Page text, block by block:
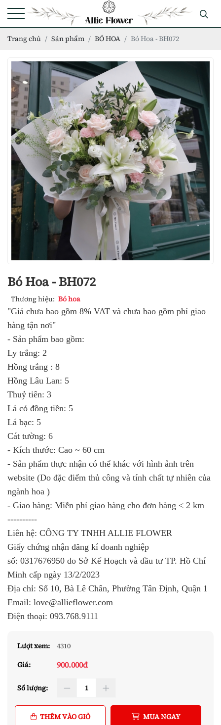
Trang chủ Sản phẩm BÓ HOA Bó Hoa - BH072
Bó Hoa - BH072
Thương hiệu: Bó hoa
"Giá chưa bao gồm 8% VAT và chưa bao gồm phí giao
hàng tận nơi"
- Sản phẩm bao gồm:
Ly trắng: 2
Hồng trắng : 8
Hồng Lâu Lan: 5
Thuỷ tiên: 3
Lá cỏ đồng tiền: 5
Lá bạc: 5
Cát tường: 6
- Kích thước: Cao ~ 60 cm
- Sản phẩm thực nhận có thể khác với hình ảnh trên
website (Do đặc điểm thủ công và tính chất tự nhiên của
ngành hoa )
- Giao hàng: Miễn phí giao hàng cho đơn hàng < 2 km
----------
Liên hệ: CÔNG TY TNHH ALLIE FLOWER
Giấy chứng nhận đăng kí doanh nghiệp
số: 0317676950 do Sở Kế Hoạch và đầu tư TP. Hồ Chí
Minh cấp ngày 13/2/2023
Địa chỉ: Số 10, Bà Lê Chân, Phường Tân Định, Quận 1
Email: love@allieflower.com
Điện thoại: 093.768.9111
Lượt xem:
4310
Giá:
900.000đ
Số lượng:
THÊM VÀO GIỎ MUA NGAY